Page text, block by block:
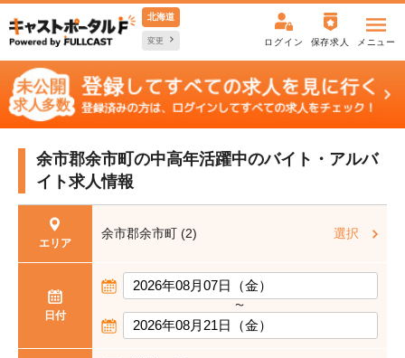
北海道
変更 ログイン 保存求人 メニュー
余市郡余市町の中高年活躍中のバイト・アルバ
イト求人情報
エリア
余市郡余市町 (2) 選択
日付
〜